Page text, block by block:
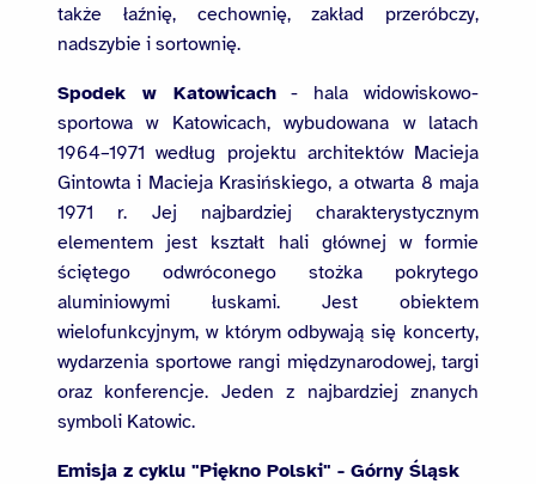
także łaźnię, cechownię, zakład przeróbczy,
nadszybie i sortownię.
Spodek w Katowicach- hala widowiskowo-
sportowa w Katowicach, wybudowana w latach
1964–1971 według projektu architektów Macieja
Gintowta i Macieja Krasińskiego, a otwarta 8 maja
1971 r. Jej najbardziej charakterystycznym
elementem jest kształt hali głównej w formie
ściętego odwróconego stożka pokrytego
aluminiowymi łuskami. Jest obiektem
wielofunkcyjnym, w którym odbywają się koncerty,
wydarzenia sportowe rangi międzynarodowej, targi
oraz konferencje. Jeden z najbardziej znanych
symboli Katowic.
Emisja z cyklu "Piękno Polski" - Górny Śląsk